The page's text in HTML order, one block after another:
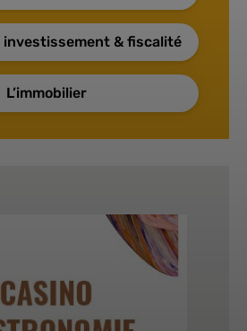
& fiscalité
L’immobilier